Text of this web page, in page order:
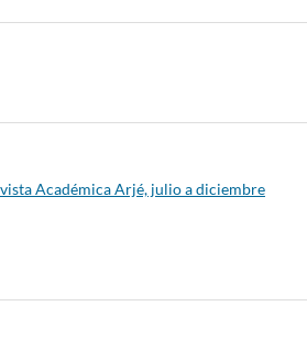
Académica Arjé, julio a diciembre